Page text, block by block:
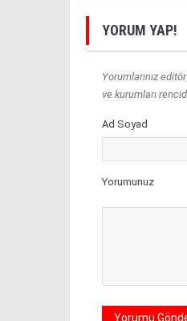
YORUM YAP!
Yorumlarınız
ve kurumları
Ad Soyad
Yorumunuz